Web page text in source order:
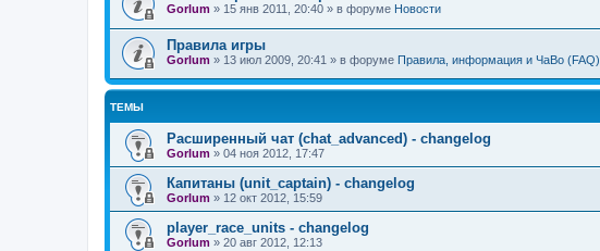
Gorlum » 15 янв 2011, 20:40 » в форуме Новости
Правила игры
Gorlum » 13 июл 2009, 20:41 » в форуме Правила, информация и ЧаВо (FAQ)
ТЕМЫ
Расширенный чат (chat_advanced) - changelog
Gorlum » 04 ноя 2012, 17:47
Капитаны (unit_captain) - changelog
Gorlum » 12 окт 2012, 15:59
player_race_units - changelog
Gorlum » 20 авг 2012, 12:13